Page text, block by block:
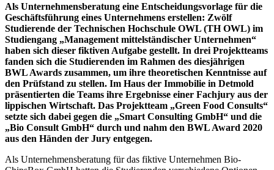
Als Unternehmensberatung eine Entscheidungsvorlage für die
Geschäftsführung eines Unternehmens erstellen: Zwölf
Studierende der Technischen Hochschule OWL (TH OWL) im
Studiengang „Management mittelständischer Unternehmen“
haben sich dieser fiktiven Aufgabe gestellt. In drei Projektteams
fanden sich die Studierenden im Rahmen des diesjährigen
BWL Awards zusammen, um ihre theoretischen Kenntnisse auf
den Prüfstand zu stellen. Im Haus der Immobilie in Detmold
präsentierten die Teams ihre Ergebnisse einer Fachjury aus der
lippischen Wirtschaft. Das Projektteam „Green Food Consults“
setzte sich dabei gegen die „Smart Consulting GmbH“ und die
„Bio Consult GmbH“ durch und nahm den BWL Award 2020
aus den Händen der Jury entgegen.
Als Unternehmensberatung für das fiktive Unternehmen Bio-